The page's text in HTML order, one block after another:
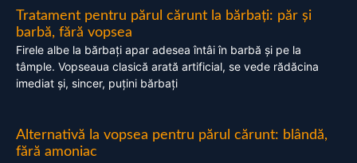
Tratament pentru părul cărunt la bărbați: păr și
barbă, fără vopsea
Firele albe la bărbați apar adesea întâi în barbă și pe la
tâmple. Vopseaua clasică arată artificial, se vede rădăcina
imediat și, sincer, puțini bărbați
Alternativă la vopsea pentru părul cărunt: blândă,
fără amoniac